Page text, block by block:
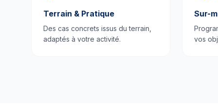
Terrain & Pratique
Des cas concrets issus du terrain,
adaptés à votre activité.
Sur-
vos